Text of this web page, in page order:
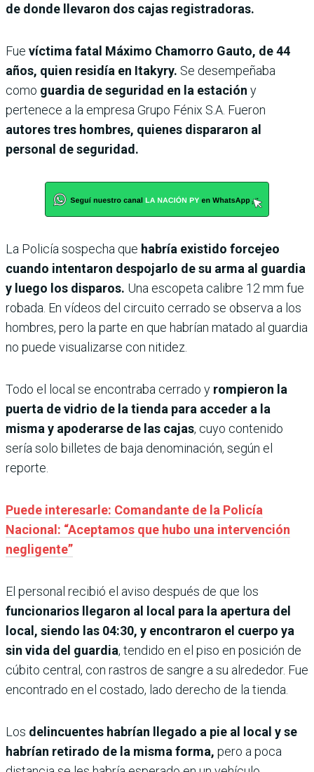
de donde llevaron dos cajas registradoras.
Fue víctima fatal Máximo Chamorro Gauto, de 44
años, quien residía en Itakyry. Se desempeñaba
como guardia de seguridad en la estación y
pertenece a la empresa Grupo Fénix S.A. Fueron
autores tres hombres, quienes dispararon al
personal de seguridad.
La Policía sospecha que habría existido forcejeo
cuando intentaron despojarlo de su arma al guardia
y luego los disparos. Una escopeta calibre 12 mm fue
robada. En vídeos del circuito cerrado se observa a los
hombres, pero la parte en que habrían matado al guardia
no puede visualizarse con nitidez.
Todo el local se encontraba cerrado y rompieron la
puerta de vidrio de la tienda para acceder a la
misma y apoderarse de las cajas, cuyo contenido
sería solo billetes de baja denominación, según el
reporte.
Puede interesarle: Comandante de la Policía
Nacional: “Aceptamos que hubo una intervención
negligente”
El personal recibió el aviso después de que los
funcionarios llegaron al local para la apertura del
local, siendo las 04:30, y encontraron el cuerpo ya
sin vida del guardia, tendido en el piso en posición de
cúbito central, con rastros de sangre a su alrededor. Fue
encontrado en el costado, lado derecho de la tienda.
Los delincuentes habrían llegado a pie al local y se
habrían retirado de la misma forma, pero a poca